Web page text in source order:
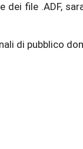
file .ADF,
di pubblico